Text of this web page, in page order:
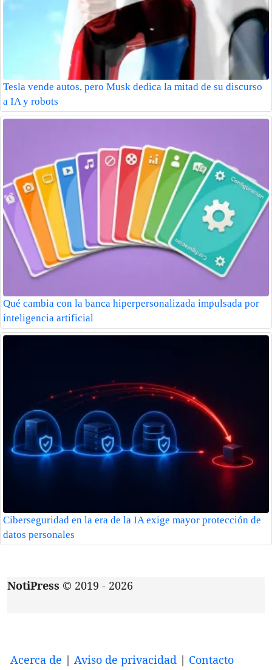
Tesla vende autos, pero Musk dedica la mitad de su discurso
a IA y robots
Qué cambia con la banca hiperpersonalizada impulsada por
inteligencia artificial
Ciberseguridad en la era de la IA exige mayor protección de
datos personales
NotiPress © 2019 - 2026
Acerca de | Aviso de privacidad | Contacto